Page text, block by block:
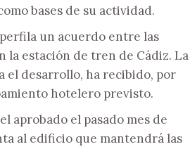
bases de su actividad.
perfila un acuerdo entre las
la estación de tren de Cádiz. La
el desarrollo, ha recibido, por
hotelero previsto.
aprobado el pasado mes de
al edificio que mantendrá las